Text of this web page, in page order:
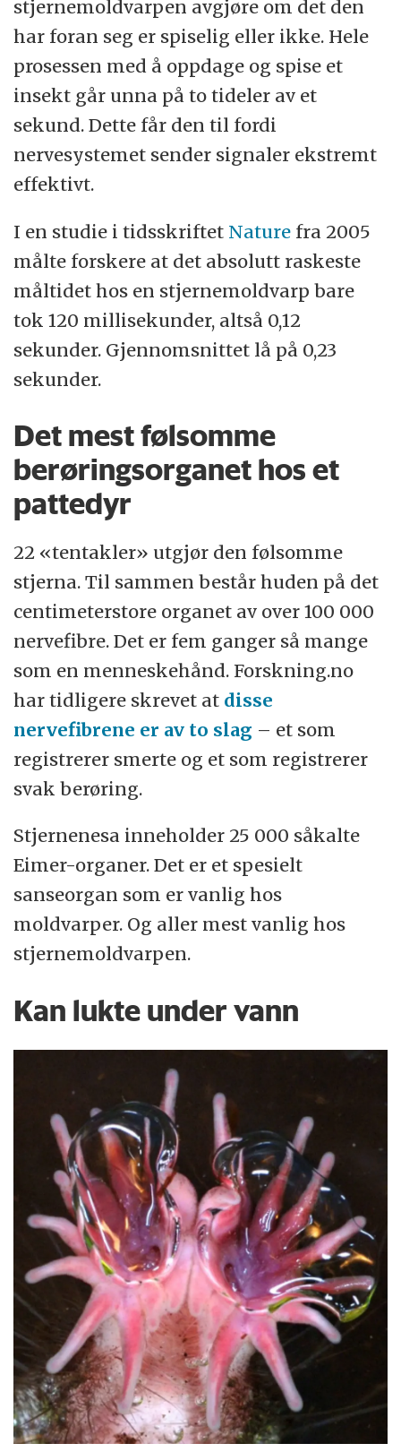
stjernemoldvarpen avgjøre om det den
har foran seg er spiselig eller ikke. Hele
prosessen med å oppdage og spise et
insekt går unna på to tideler av et
sekund. Dette får den til fordi
nervesystemet sender signaler ekstremt
effektivt.
I en studie i tidsskriftet Nature fra 2005
målte forskere at det absolutt raskeste
måltidet hos en stjernemoldvarp bare
tok 120 millisekunder, altså 0,12
sekunder. Gjennomsnittet lå på 0,23
sekunder.
Det mest følsomme
berøringsorganet hos et
pattedyr
22 «tentakler» utgjør den følsomme
stjerna. Til sammen består huden på det
centimeterstore organet av over 100 000
nervefibre. Det er fem ganger så mange
som en menneskehånd. Forskning.no
har tidligere skrevet at disse
nervefibrene er av to slag – et som
registrerer smerte og et som registrerer
svak berøring.
Stjernenesa inneholder 25 000 såkalte
Eimer-organer. Det er et spesielt
sanseorgan som er vanlig hos
moldvarper. Og aller mest vanlig hos
stjernemoldvarpen.
Kan lukte under vann